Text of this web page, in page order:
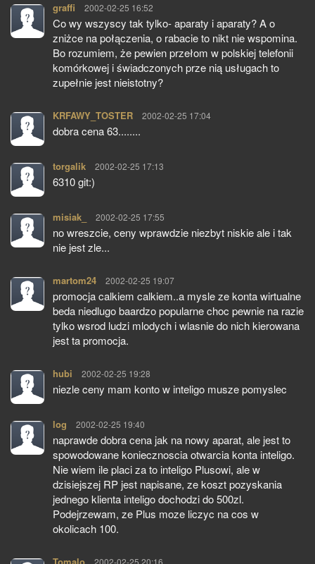
graffi pisze:
2002-02-25 16:52
Co wy wszyscy tak tylko- aparaty i aparaty? A o
zniżce na połączenia, o rabacie to nikt nie wspomina.
Bo rozumiem, że pewien przełom w polskiej telefonii
komórkowej i świadczonych prze nią usługach to
zupełnie jest nieistotny?
KRFAWY_TOSTER pisze:
2002-02-25 17:04
dobra cena 63........
torgalik pisze:
2002-02-25 17:13
6310 git:)
misiak_ pisze:
2002-02-25 17:55
no wreszcie, ceny wprawdzie niezbyt niskie ale i tak
nie jest zle...
martom24 pisze:
2002-02-25 19:07
promocja calkiem calkiem..a mysle ze konta wirtualne
beda niedlugo baardzo popularne choc pewnie na razie
tylko wsrod ludzi mlodych i wlasnie do nich kierowana
jest ta promocja.
hubi pisze:
2002-02-25 19:28
niezle ceny mam konto w inteligo musze pomyslec
log pisze:
2002-02-25 19:40
naprawde dobra cena jak na nowy aparat, ale jest to
spowodowane koniecznoscia otwarcia konta inteligo.
Nie wiem ile placi za to inteligo Plusowi, ale w
dzisiejszej RP jest napisane, ze koszt pozyskania
jednego klienta inteligo dochodzi do 500zl.
Podejrzewam, ze Plus moze liczyc na cos w
okolicach 100.